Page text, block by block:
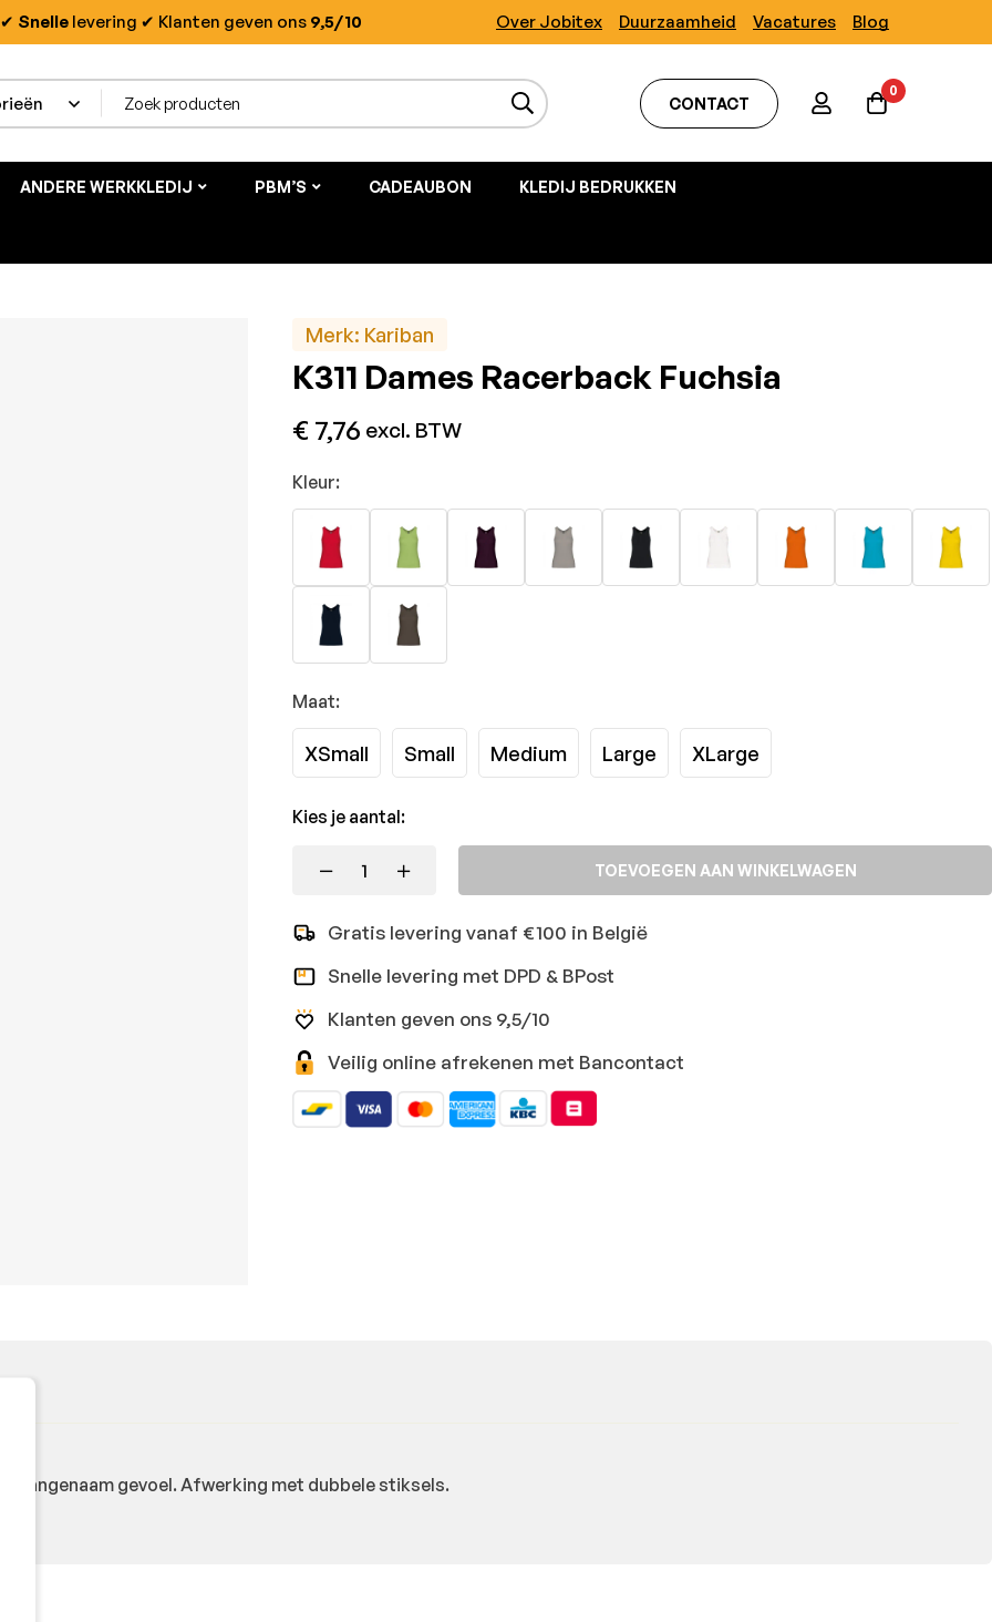
✔ Snelle levering ✔ Klanten geven ons 9,5/10 Over Jobitex Duurzaamheid Vacatures Blog
CONTACT
0
ANDERE WERKKLEDIJ PBM’S CADEAUBON KLEDIJ BEDRUKKEN
Merk: Kariban
K311 Dames Racerback Fuchsia
€ 7,76 excl. BTW
Kleur:
Maat:
XSmall Small Medium Large XLarge
Kies je aantal:
TOEVOEGEN AAN WINKELWAGEN
Gratis levering vanaf €100 in België
Snelle levering met DPD & BPost
Klanten geven ons 9,5/10
Veilig online afrekenen met Bancontact
aangenaam gevoel. Afwerking met dubbele stiksels.